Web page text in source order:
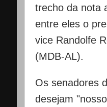
trecho da nota
entre eles o
vice Randolfe
(MDB-AL).
Os senadores
desejam